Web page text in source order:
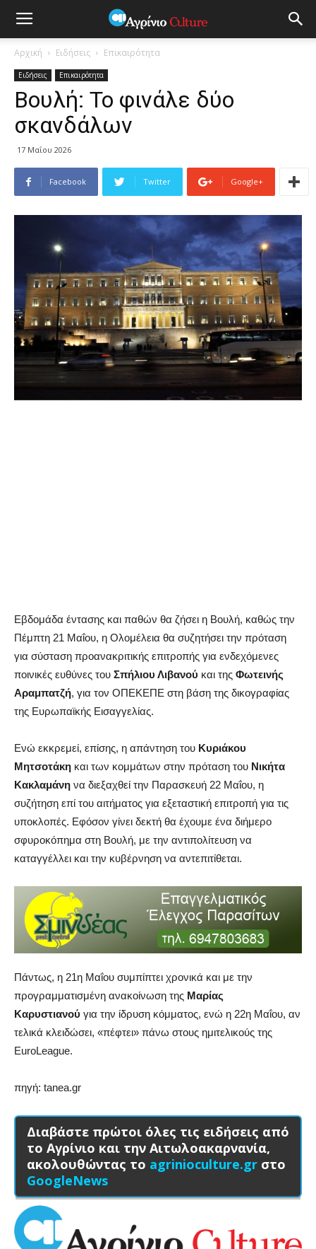
Αρχική Ειδήσεις Επικαιρότητα
Ειδήσεις Επικαιρότητα
Boυλή: Το φινάλε δύο
σκανδάλων
17 Μαΐου 2026
Facebook Twitter Google+
Εβδομάδα έντασης και παθών θα ζήσει η Βουλή, καθώς την
Πέμπτη 21 Μαΐου, η Ολομέλεια θα συζητήσει την πρόταση
για σύσταση προανακριτικής επιτροπής για ενδεχόμενες
ποινικές ευθύνες του Σπήλιου Λιβανού και της Φωτεινής
Αραμπατζή, για τον ΟΠΕΚΕΠΕ στη βάση της δικογραφίας
της Ευρωπαϊκής Εισαγγελίας.
Ενώ εκκρεμεί, επίσης, η απάντηση του Κυριάκου
Μητσοτάκη και των κομμάτων στην πρόταση του Νικήτα
Κακλαμάνη να διεξαχθεί την Παρασκευή 22 Μαΐου, η
συζήτηση επί του αιτήματος για εξεταστική επιτροπή για τις
υποκλοπές. Εφόσον γίνει δεκτή θα έχουμε ένα διήμερο
σφυροκόπημα στη Βουλή, με την αντιπολίτευση να
καταγγέλλει και την κυβέρνηση να αντεπιτίθεται.
Πάντως, η 21η Μαΐου συμπίπτει χρονικά και με την
προγραμματισμένη ανακοίνωση της Μαρίας
Καρυστιανού για την ίδρυση κόμματος, ενώ η 22η Μαΐου, αν
τελικά κλειδώσει, «πέφτει» πάνω στους ημιτελικούς της
EuroLeague.
πηγή: tanea.gr
Διαβάστε πρώτοι όλες τις ειδήσεις από
το Αγρίνιο και την Αιτωλοακαρνανία,
ακολουθώντας το agrinioculture.gr στο
GoogleNews